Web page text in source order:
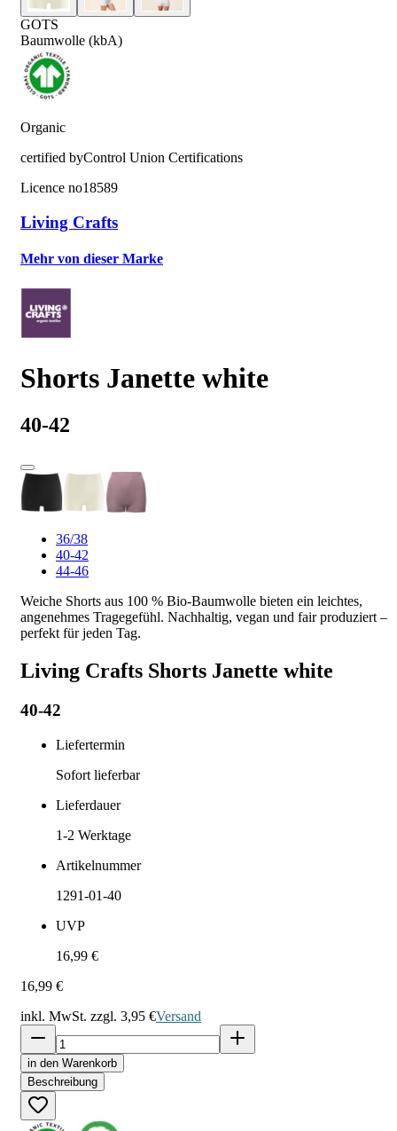
GOTS
Baumwolle (kbA)
Organic
certified byControl Union Certifications
Licence no18589
Living Crafts
Mehr von dieser Marke
Shorts Janette white
40-42
36/38
40-42
44-46
Weiche Shorts aus 100 % Bio-Baumwolle bieten ein leichtes,
angenehmes Tragegefühl. Nachhaltig, vegan und fair produziert –
perfekt für jeden Tag.
Living Crafts Shorts Janette white
40-42
Liefertermin
Sofort lieferbar
Lieferdauer
1-2 Werktage
Artikelnummer
1291-01-40
UVP
16,99 €
16,99 €
inkl. MwSt. zzgl. 3,95 €Versand
in den Warenkorb
Beschreibung